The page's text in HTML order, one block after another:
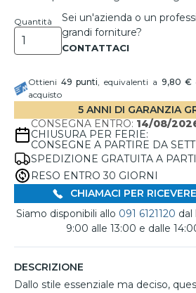
Quantità
Sei un'azienda o un
grandi forniture?
Ottieni 49 punti, equivalenti a 9,80 €
acquisto
5 ANNI DI GARANZIA
CONSEGNA ENTRO: 14/08/
CHIUSURA PER FERIE:
CONSEGNE A PARTIRE DA
SPEDIZIONE GRATUITA A
RESO ENTRO 30 GIORNI
CHIAMACI PER
Siamo disponibili allo 091 6121120 dal
9:00 alle 13:00 e dalle
DESCRIZIONE
Dallo stile essenziale ma deciso,